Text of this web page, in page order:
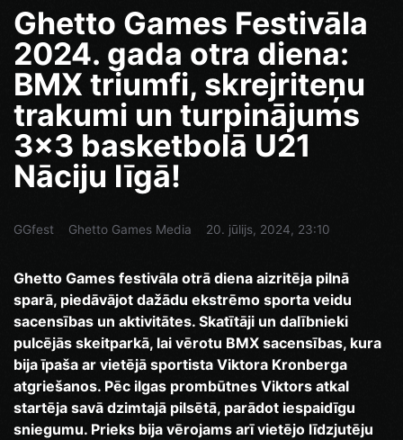
Ghetto Games Festivāla
2024. gada otra diena:
BMX triumfi, skrejriteņu
trakumi un turpinājums
3x3 basketbolā U21
Nāciju līgā!
GGfest Ghetto Games Media 20. jūlijs, 2024, 23:10
Ghetto Games festivāla otrā diena aizritēja pilnā
sparā, piedāvājot dažādu ekstrēmo sporta veidu
sacensības un aktivitātes. Skatītāji un dalībnieki
pulcējās skeitparkā, lai vērotu BMX sacensības, kura
bija īpaša ar vietējā sportista Viktora Kronberga
atgriešanos. Pēc ilgas prombūtnes Viktors atkal
startēja savā dzimtajā pilsētā, parādot iespaidīgu
sniegumu. Prieks bija vērojams arī vietējo līdzjutēju